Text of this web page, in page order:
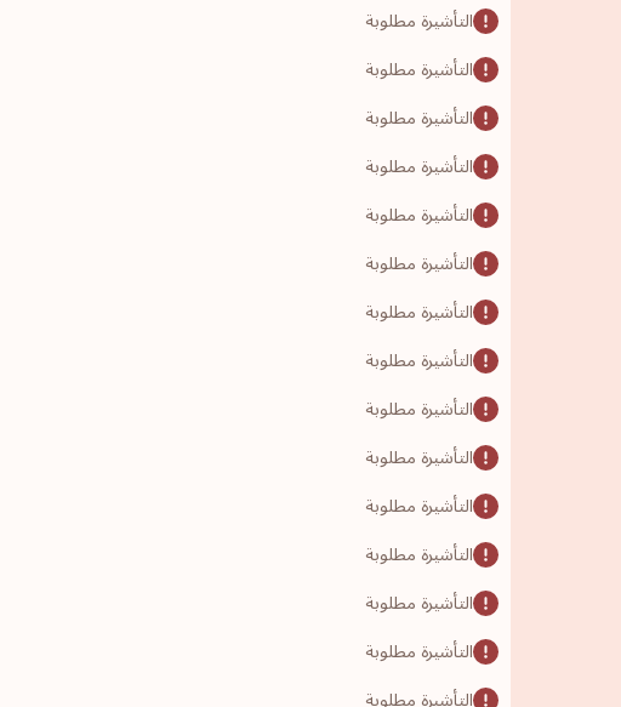
التأشيرة مطلوبة
التأشيرة مطلوبة
التأشيرة مطلوبة
التأشيرة مطلوبة
التأشيرة مطلوبة
التأشيرة مطلوبة
التأشيرة مطلوبة
التأشيرة مطلوبة
التأشيرة مطلوبة
التأشيرة مطلوبة
التأشيرة مطلوبة
التأشيرة مطلوبة
التأشيرة مطلوبة
التأشيرة مطلوبة